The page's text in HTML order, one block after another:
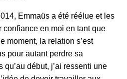
Emmaüs a été réélue et les
confiance en moi en tant que
moment, la relation s’est
pour autant perdre sa
début, j’ai ressenti une